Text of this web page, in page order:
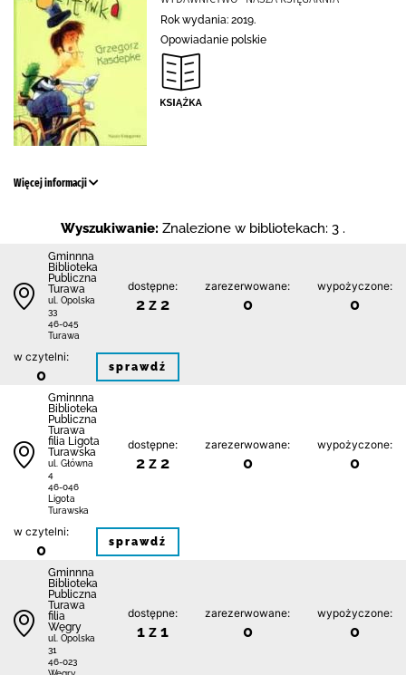
Rok wydania: 2019.
Opowiadanie polskie
Więcej informacji
Wyszukiwanie: Znalezione w bibliotekach: 3 .
Gminnna
Biblioteka
Publiczna
Turawa
ul. Opolska
33
46-045
Turawa
dostępne:
2 z 2
zarezerwowane:
0
wypożyczone:
0
w czytelni:
0 sprawdź
Gminnna
Biblioteka
Publiczna
Turawa
filia Ligota
Turawska
ul. Główna
4
46-046
Ligota
Turawska
dostępne:
2 z 2
zarezerwowane:
0
wypożyczone:
0
w czytelni:
0 sprawdź
Gminnna
Biblioteka
Publiczna
Turawa
filia
Węgry
ul. Opolska
31
46-023
dostępne:
1 z 1
zarezerwowane:
0
wypożyczone:
0